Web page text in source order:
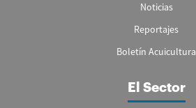
Noticias
Reportajes
Boletín Acuicultura
El Sector